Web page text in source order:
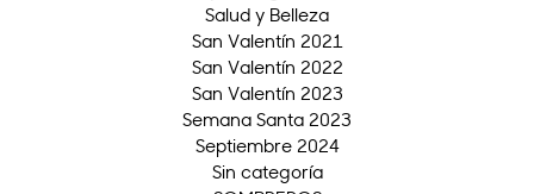
Salud y Belleza
San Valentín 2021
San Valentín 2022
San Valentín 2023
Semana Santa 2023
Septiembre 2024
Sin categoría